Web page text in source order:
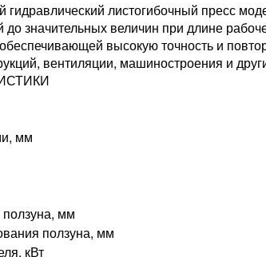
листогибочный пресс
до значительных величин при длине
высокую точность и
вентиляции, машиностроения и
мм
мм
ползуна, мм
кВт